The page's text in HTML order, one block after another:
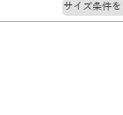
サイズ条件